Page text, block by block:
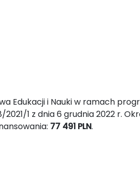
Edukacji i Nauki w ramach
1 z dnia 6 grudnia 2022 r.
77 491 PLN.